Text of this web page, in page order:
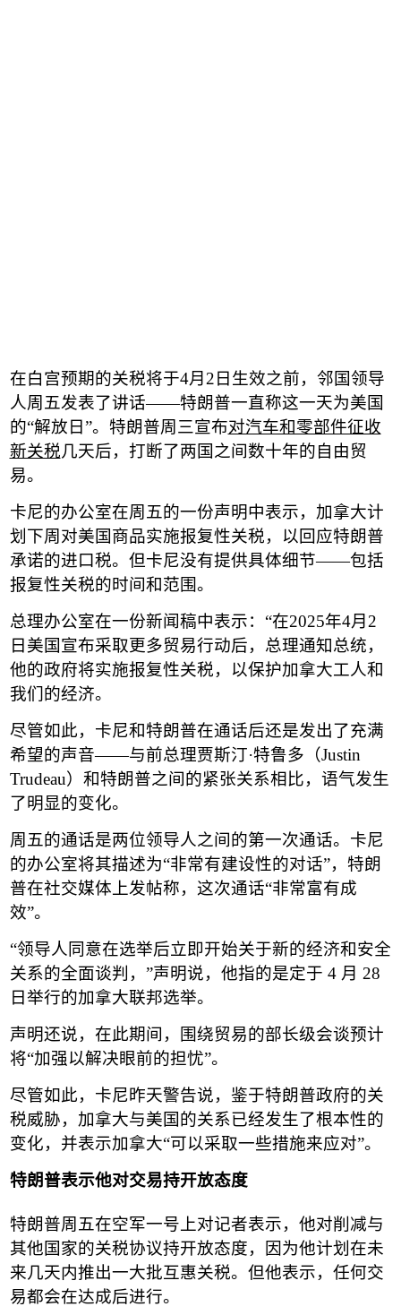
在白宫预期的关税将于4月 2 日生效之前，邻国领导
人周五发表了讲话——特朗普一直称这一天为美国
的“解放日 ”。特朗普周三宣布对汽车和零部件征收
新关税几天后，打断了两国之间数十年的自由贸
易。
卡尼的办公室在周五的一份声明中表示，加拿大计
划下周对美国商品实施报复性关税，以回应特朗普
承诺的进口税。但卡尼没有提供具体细节——包括
报复性关税的时间和范围。
总理办公室在一份新闻稿中表示： “在2025年4月 2
日美国宣布采取更多贸易行动后，总理通知总统，
他的政府将实施报复性关税，以保护加拿大工人和
我们的经济。
尽管如此，卡尼和特朗普在通话后还是发出了充满
希望的声音——与前总理贾斯汀·特鲁多（Justin
Trudeau）和特朗普之间的紧张关系相比，语气发生
了明显的变化。
周五的通话是两位领导人之间的第一次通话。卡尼
的办公室将其描述为“非常有建设性的对话”，特朗
普在社交媒体上发帖称，这次通话“非常富有成
效”。
“领导人同意在选举后立即开始关于新的经济和安全
关系的全面谈判， ”声明说，他指的是定于 4 月 28
日举行的加拿大联邦选举。
声明还说，在此期间，围绕贸易的部长级会谈预计
将“加强以解决眼前的担忧”。
尽管如此，卡尼昨天警告说，鉴于特朗普政府的关
税威胁，加拿大与美国的关系已经发生了根本性的
变化，并表示加拿大“可以采取一些措施来应对”。
特朗普表示他对交易持开放态度
特朗普周五在空军一号上对记者表示，他对削减与
其他国家的关税协议持开放态度，因为他计划在未
来几天内推出一大批互惠关税。但他表示，任何交
易都会在达成后进行。